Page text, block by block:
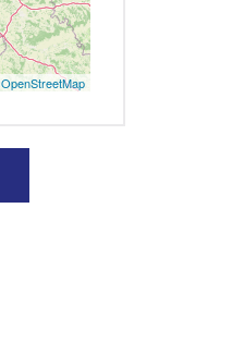
OpenStreetMap